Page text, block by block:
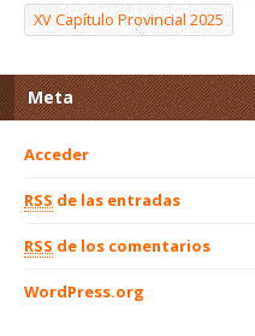
XV Capítulo Provincial 2025
Meta
Acceder
RSS de las entradas
RSS de los comentarios
WordPress.org